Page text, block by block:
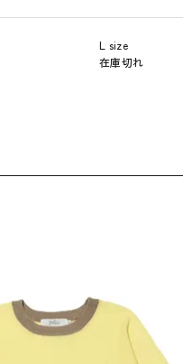
L size
在庫切れ